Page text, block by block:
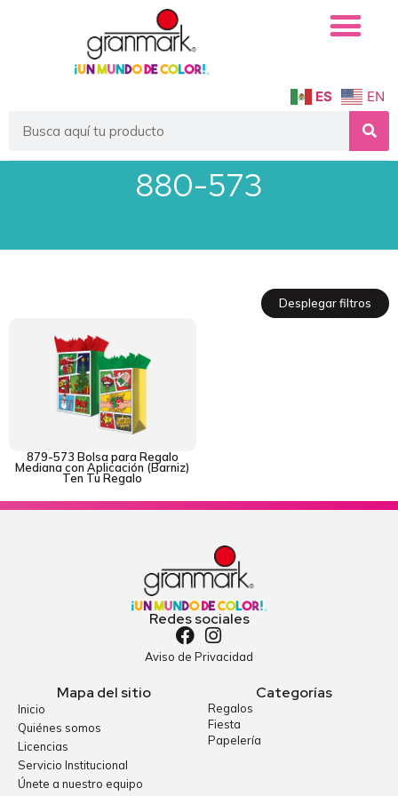
ES EN
880-573
Desplegar filtros
879-573 Bolsa para Regalo
Mediana con Aplicación (Barniz)
Ten Tu Regalo
Redes sociales
Aviso de Privacidad
Mapa del sitio
Inicio
Quiénes somos
Licencias
Servicio Institucional
Únete a nuestro equipo
Categorías
Regalos
Fiesta
Papelería